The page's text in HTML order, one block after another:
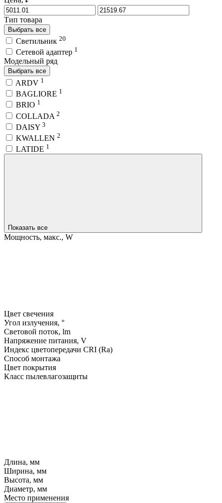
Тип товара
Выбрать все
Светильник 20
Сетевой адаптер 1
Модельный ряд
Выбрать все
ARDV 1
BAGLIORE 1
BRIO 1
COLLADA 2
DAISY 3
KWALLEN 2
LATIDE 1
Показать все
Мощность, макс., W
Цвет свечения
Угол излучения, °
Световой поток, lm
Напряжение питания, V
Индекс цветопередачи CRI (Ra)
Способ монтажа
Цвет покрытия
Класс пылевлагозащиты
Длина, мм
Ширина, мм
Высота, мм
Диаметр, мм
Место применения